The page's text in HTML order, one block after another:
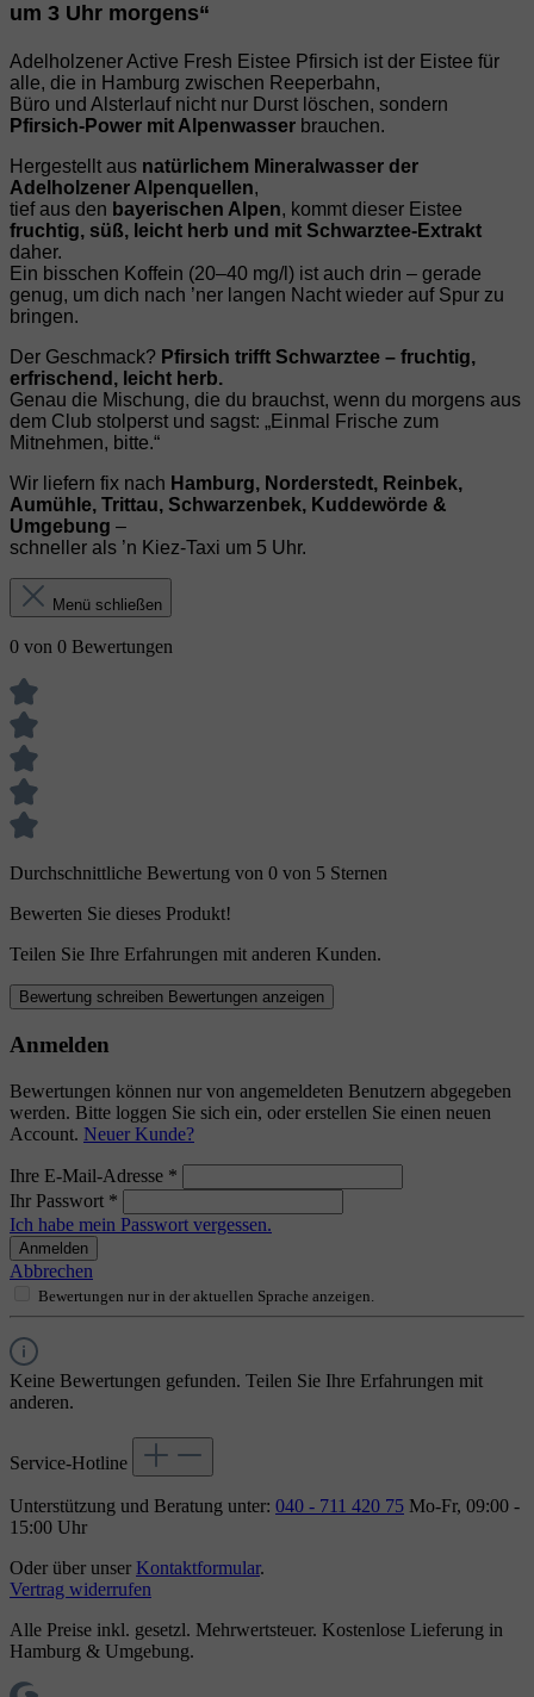
um 3 Uhr morgens“
Adelholzener Active Fresh Eistee Pfirsich ist der Eistee für
alle, die in Hamburg zwischen Reeperbahn,
Büro und Alsterlauf nicht nur Durst löschen, sondern
Pfirsich‑Power mit Alpenwasser brauchen.
Hergestellt aus natürlichem Mineralwasser der
Adelholzener Alpenquellen,
tief aus den bayerischen Alpen, kommt dieser Eistee
fruchtig, süß, leicht herb und mit Schwarztee‑Extrakt
daher.
Ein bisschen Koffein (20–40 mg/l) ist auch drin – gerade
genug, um dich nach ’ner langen Nacht wieder auf Spur zu
bringen.
Der Geschmack? Pfirsich trifft Schwarztee – fruchtig,
erfrischend, leicht herb.
Genau die Mischung, die du brauchst, wenn du morgens aus
dem Club stolperst und sagst: „Einmal Frische zum
Mitnehmen, bitte.“
Wir liefern fix nach Hamburg, Norderstedt, Reinbek,
Aumühle, Trittau, Schwarzenbek, Kuddewörde &
Umgebung –
schneller als ’n Kiez‑Taxi um 5 Uhr.
Menü schließen
0 von 0 Bewertungen
Durchschnittliche Bewertung von 0 von 5 Sternen
Bewerten Sie dieses Produkt!
Teilen Sie Ihre Erfahrungen mit anderen Kunden.
Bewertung schreiben Bewertungen anzeigen
Anmelden
Bewertungen können nur von angemeldeten Benutzern abgegeben
werden. Bitte loggen Sie sich ein, oder erstellen Sie einen neuen
Account. Neuer Kunde?
Ihre E-Mail-Adresse *
Ihr Passwort *
Ich habe mein Passwort vergessen.
Anmelden
Abbrechen
Bewertungen nur in der aktuellen Sprache anzeigen.
Keine Bewertungen gefunden. Teilen Sie Ihre Erfahrungen mit
anderen.
Service-Hotline
Unterstützung und Beratung unter: 040 - 711 420 75 Mo-Fr, 09:00 -
15:00 Uhr
Oder über unser Kontaktformular.
Vertrag widerrufen
Alle Preise inkl. gesetzl. Mehrwertsteuer. Kostenlose Lieferung in
Hamburg & Umgebung.